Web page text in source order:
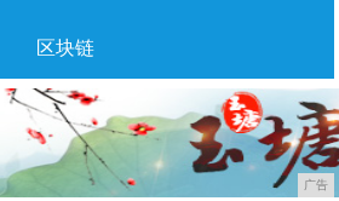
区块链
广告